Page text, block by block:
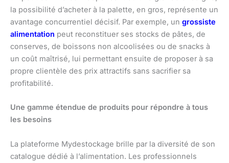
la possibilité d’acheter à la palette, en gros, représente un
avantage concurrentiel décisif. Par exemple, un grossiste
alimentation peut reconstituer ses stocks de pâtes, de
conserves, de boissons non alcoolisées ou de snacks à
un coût maîtrisé, lui permettant ensuite de proposer à sa
propre clientèle des prix attractifs sans sacrifier sa
profitabilité.
Une gamme étendue de produits pour répondre à tous
les besoins
La plateforme Mydestockage brille par la diversité de son
catalogue dédié à l’alimentation. Les professionnels